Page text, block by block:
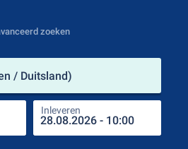
zoeken
/ Duitsland)
Inleveren